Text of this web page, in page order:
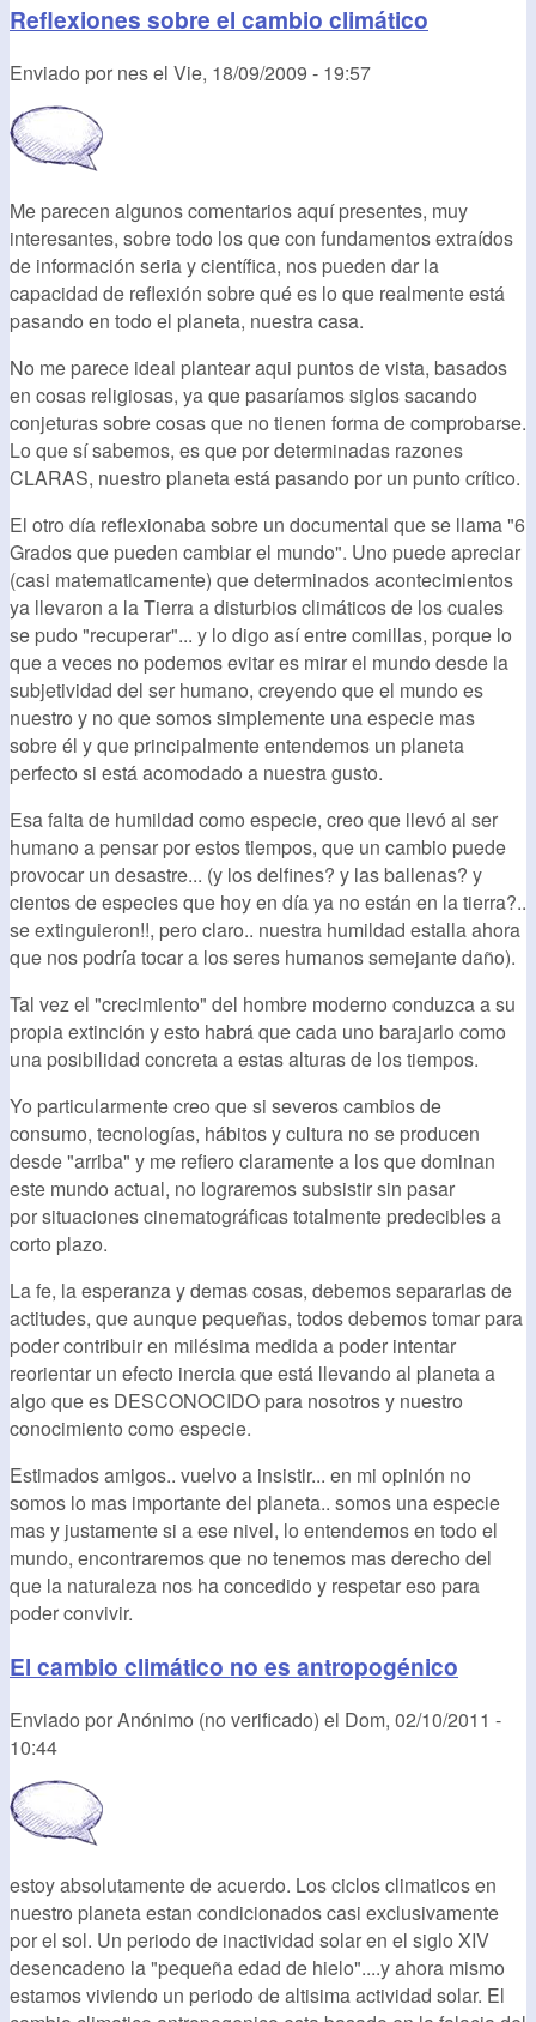
Reflexiones sobre el cambio climático
Enviado por nesel Vie, 18/09/2009 - 19:57
Me parecen algunos comentarios aquí presentes, muy
interesantes, sobre todo los que con fundamentos extraídos
de información seria y científica, nos pueden dar la
capacidad de reflexión sobre qué es lo que realmente está
pasando en todo el planeta, nuestra casa.
No me parece ideal plantear aqui puntos de vista, basados
en cosas religiosas, ya que pasaríamos siglos sacando
conjeturas sobre cosas que no tienen forma de comprobarse.
Lo que sí sabemos, es que por determinadas razones
CLARAS, nuestro planeta está pasando por un punto crítico.
El otro día reflexionaba sobre un documental que se llama "6
Grados que pueden cambiar el mundo". Uno puede apreciar
(casi matematicamente) que determinados acontecimientos
ya llevaron a la Tierra a disturbios climáticos de los cuales
se pudo "recuperar"... y lo digo así entre comillas, porque lo
que a veces no podemos evitar es mirar el mundo desde la
subjetividad del ser humano, creyendo que el mundo es
nuestro y no que somos simplemente una especie mas
sobre él y que principalmente entendemos un planeta
perfecto si está acomodado a nuestra gusto.
Esa falta de humildad como especie, creo que llevó al ser
humano a pensar por estos tiempos, que un cambio puede
provocar un desastre... (y los delfines? y las ballenas? y
cientos de especies que hoy en día ya no están en la tierra?..
se extinguieron!!, pero claro.. nuestra humildad estalla ahora
que nos podría tocar a los seres humanos semejante daño).
Tal vez el "crecimiento" del hombre moderno conduzca a su
propia extinción y esto habrá que cada uno barajarlo como
una posibilidad concreta a estas alturas de los tiempos.
Yo particularmente creo que si severos cambios de
consumo, tecnologías, hábitos y cultura no se producen
desde "arriba" y me refiero claramente a los que dominan
este mundo actual, no lograremos subsistir sin pasar
por situaciones cinematográficas totalmente predecibles a
corto plazo.
La fe, la esperanza y demas cosas, debemos separarlas de
actitudes, que aunque pequeñas, todos debemos tomar para
poder contribuir en milésima medida a poder intentar
reorientar un efecto inercia que está llevando al planeta a
algo que es DESCONOCIDO para nosotros y nuestro
conocimiento como especie.
Estimados amigos.. vuelvo a insistir... en mi opinión no
somos lo mas importante del planeta.. somos una especie
mas y justamente si a ese nivel, lo entendemos en todo el
mundo, encontraremos que no tenemos mas derecho del
que la naturaleza nos ha concedido y respetar eso para
poder convivir.
El cambio climático no es antropogénico
Enviado porAnónimo (no verificado) el Dom, 02/10/2011 -
10:44
estoy absolutamente de acuerdo. Los ciclos climaticos en
nuestro planeta estan condicionados casi exclusivamente
por el sol. Un periodo de inactividad solar en el siglo XIV
desencadeno la "pequeña edad de hielo"....y ahora mismo
estamos viviendo un periodo de altisima actividad solar. El